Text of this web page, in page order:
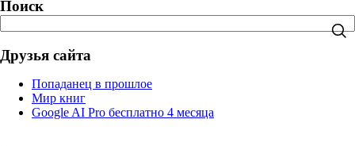
Поиск
Друзья сайта
Попаданец в прошлое
Мир книг
Google AI Pro бесплатно 4 месяца